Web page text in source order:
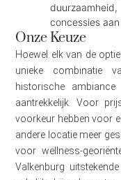
concessies
Onze Keuze
Hoewel elk van de
unieke combinatie
historische
aantrekkelijk. Voor
voorkeur hebben voor
andere locatie meer
voor wellness-
Valkenburg